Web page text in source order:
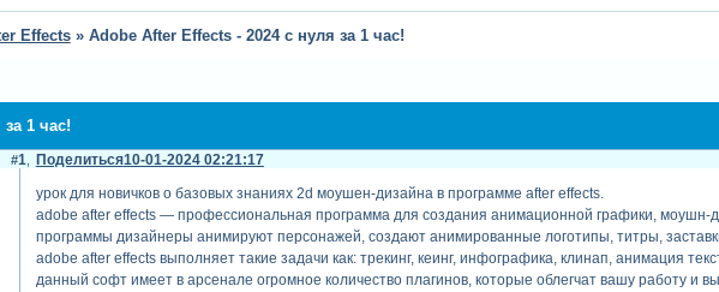
Effects » Adobe After Effects - 2024 с нуля за 1 час!
1 час!
Поделиться
1 10-01-2024 02:21:17
урок для новичков о базовых знаниях 2d моушен-дизайна в программе after effects.
adobe after effects — профессиональная программа для создания анимационной графики,
программы дизайнеры анимируют персонажей, создают анимированные логотипы, титры,
adobe after effects выполняет такие задачи как: трекинг, кеинг, инфографика, клинап, анимация
данный софт имеет в арсенале огромное количество плагинов, которые облегчат вашу работу и